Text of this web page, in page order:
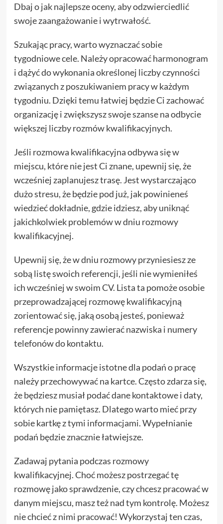
Dbaj o jak najlepsze oceny, aby odzwierciedlić
swoje zaangażowanie i wytrwałość.
Szukając pracy, warto wyznaczać sobie
tygodniowe cele. Należy opracować harmonogram
i dążyć do wykonania określonej liczby czynności
związanych z poszukiwaniem pracy w każdym
tygodniu. Dzięki temu łatwiej będzie Ci zachować
organizację i zwiększysz swoje szanse na odbycie
większej liczby rozmów kwalifikacyjnych.
Jeśli rozmowa kwalifikacyjna odbywa się w
miejscu, które nie jest Ci znane, upewnij się, że
wcześniej zaplanujesz trasę. Jest wystarczająco
dużo stresu, że będzie pod już, jak powinieneś
wiedzieć dokładnie, gdzie idziesz, aby uniknąć
jakichkolwiek problemów w dniu rozmowy
kwalifikacyjnej.
Upewnij się, że w dniu rozmowy przyniesiesz ze
sobą listę swoich referencji, jeśli nie wymieniłeś
ich wcześniej w swoim CV. Lista ta pomoże osobie
przeprowadzającej rozmowę kwalifikacyjną
zorientować się, jaką osobą jesteś, ponieważ
referencje powinny zawierać nazwiska i numery
telefonów do kontaktu.
Wszystkie informacje istotne dla podań o pracę
należy przechowywać na kartce. Często zdarza się,
że będziesz musiał podać dane kontaktowe i daty,
których nie pamiętasz. Dlatego warto mieć przy
sobie kartkę z tymi informacjami. Wypełnianie
podań będzie znacznie łatwiejsze.
Zadawaj pytania podczas rozmowy
kwalifikacyjnej. Choć możesz postrzegać tę
rozmowę jako sprawdzenie, czy chcesz pracować w
danym miejscu, masz też nad tym kontrolę. Możesz
nie chcieć z nimi pracować! Wykorzystaj ten czas,